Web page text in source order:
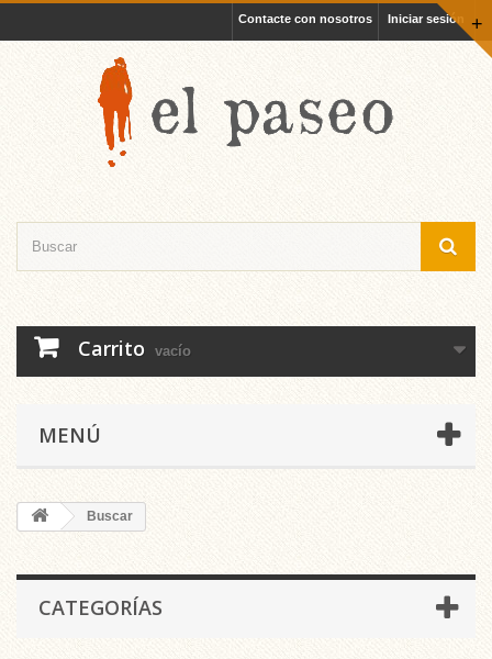
+
Iniciar sesión
Contacte con nosotros
Carrito vacío
MENÚ
Buscar
CATEGORÍAS